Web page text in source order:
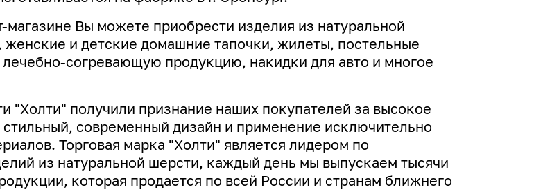
магазине Вы можете приобрести изделия из натуральной
и детские домашние тапочки, жилеты, постельные
согревающую продукцию, накидки для авто и многое
"Холти" получили признание наших покупателей за высокое
стильный, современный дизайн и применение исключительно
Торговая марка "Холти" является лидером по
из натуральной шерсти, каждый день мы выпускаем тысячи
которая продается по всей России и странам ближнего